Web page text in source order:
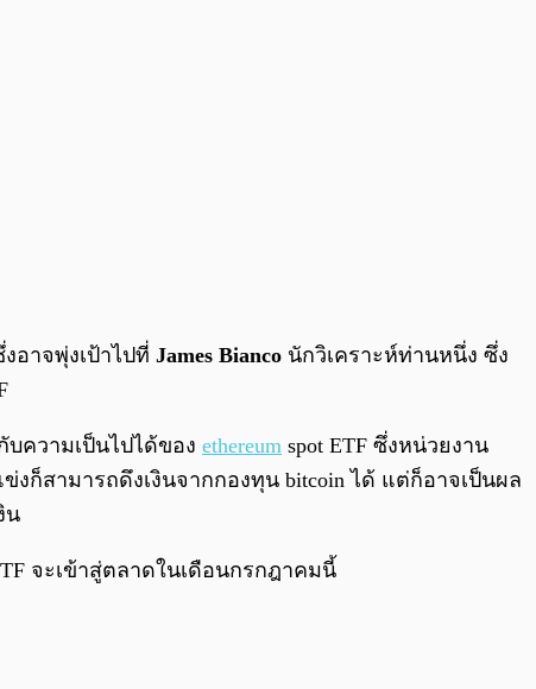
อาจพุ่งเป้าไปที่ James Bianco นักวิเคราะห์ท่านหนึ่ง ซึ่ง
ความเป็นไปได้ของ ethereum spot ETF ซึ่งหน่วยงาน
ก็สามารถดึงเงินจากกองทุน bitcoin ได้ แต่ก็อาจเป็นผล
น
จะเข้าสู่ตลาดในเดือนกรกฎาคมนี้